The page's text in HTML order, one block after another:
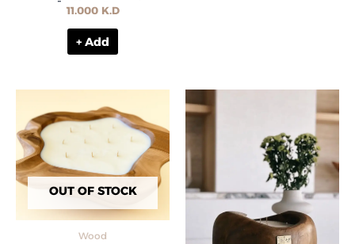
11.000 K.D
+ Add
OUT OF STOCK
Wood